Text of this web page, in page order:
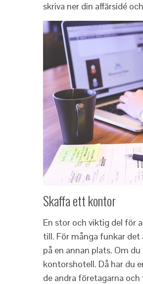
skriva ner din affärsidé
Skaffa ett kontor
En stor och viktig del för
till. För många funkar
på en annan plats. Om
kontorshotell. Då har du
de andra företagarna